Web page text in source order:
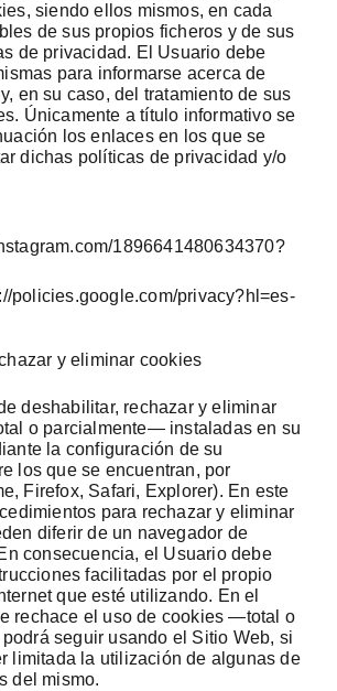
siendo ellos mismos, en cada
de sus propios ficheros y de sus
de privacidad. El Usuario debe
para informarse acerca de
en su caso, del tratamiento de sus
Únicamente a título informativo se
los enlaces en los que se
dichas políticas de privacidad y/o
1896641480634370?
policies.google.com/privacy?hl=es-
y eliminar cookies
deshabilitar, rechazar y eliminar
o parcialmente— instaladas en su
la configuración de su
los que se encuentran, por
Firefox, Safari, Explorer). En este
para rechazar y eliminar
diferir de un navegador de
consecuencia, el Usuario debe
facilitadas por el propio
que esté utilizando. En el
rechace el uso de cookies —total o
seguir usando el Sitio Web, si
limitada la utilización de algunas de
del mismo.